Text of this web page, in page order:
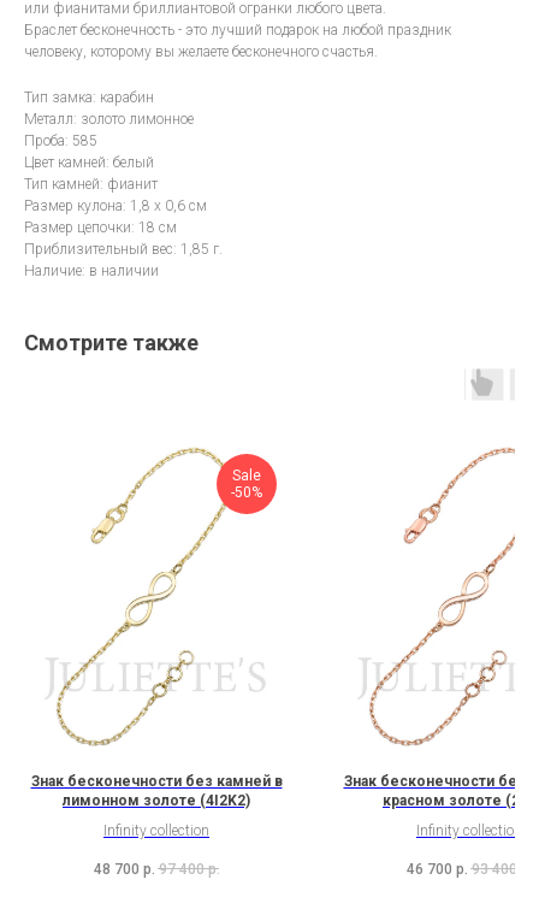
или фианитами бриллиантовой огранки любого цвета.
Браслет бесконечность - это лучший подарок на любой праздник
человеку, которому вы желаете бесконечного счастья.
Тип замка: карабин
Металл: золото лимонное
Проба: 585
Цвет камней: белый
Тип камней: фианит
Размер кулона: 1,8 х 0,6 см
Размер цепочки: 18 см
Приблизительный вес: 1,85 г.
Наличие: в наличии
Смотрите также
Sale
-50%
Знак бесконечности без камней в
лимонном золоте (4I2K2)
Infinity collection
48 700 р. 97 400 р.
Знак бесконечности без
красном золоте
Infinity collection
46 700 р. 93 400